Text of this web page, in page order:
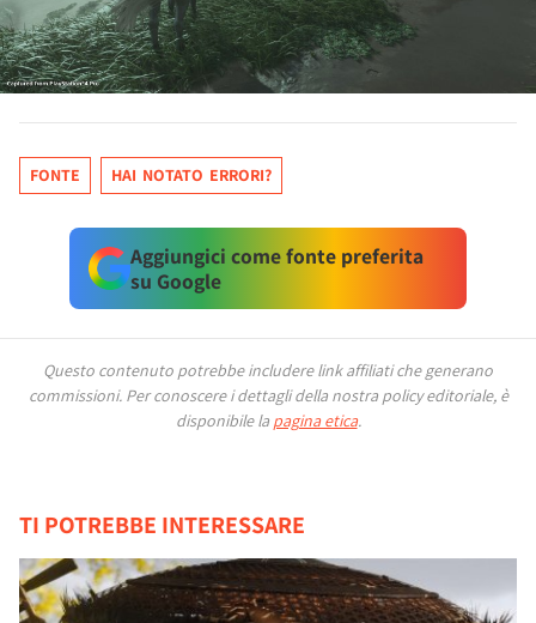
FONTE HAI NOTATO ERRORI?
Aggiungici come fonte preferita
su Google
Questo contenuto potrebbe includere link affiliati che generano
commissioni. Per conoscere i dettagli della nostra policy editoriale, è
disponibile la pagina etica.
TI POTREBBE INTERESSARE